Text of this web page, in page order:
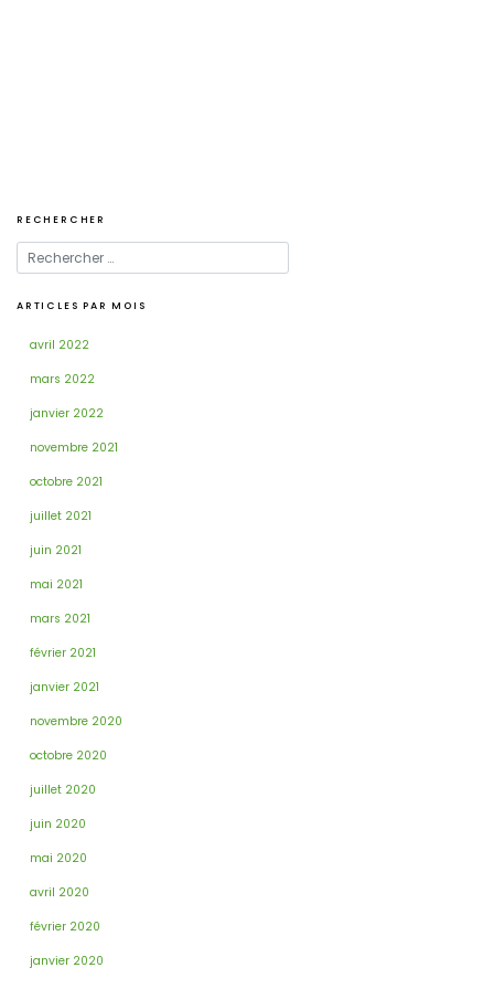
RECHERCHER
ARTICLES PAR MOIS
avril 2022
mars 2022
janvier 2022
novembre 2021
octobre 2021
juillet 2021
juin 2021
mai 2021
mars 2021
février 2021
janvier 2021
novembre 2020
octobre 2020
juillet 2020
juin 2020
mai 2020
avril 2020
février 2020
janvier 2020